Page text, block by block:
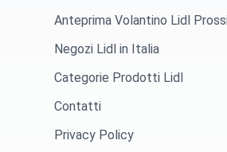
Anteprima Volantino Lidl
Negozi Lidl in Italia
Categorie Prodotti Lidl
Contatti
Privacy Policy